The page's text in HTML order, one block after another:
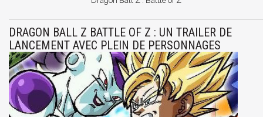
DRAGON BALL Z BATTLE OF Z : UN TRAILER DE
LANCEMENT AVEC PLEIN DE PERSONNAGES